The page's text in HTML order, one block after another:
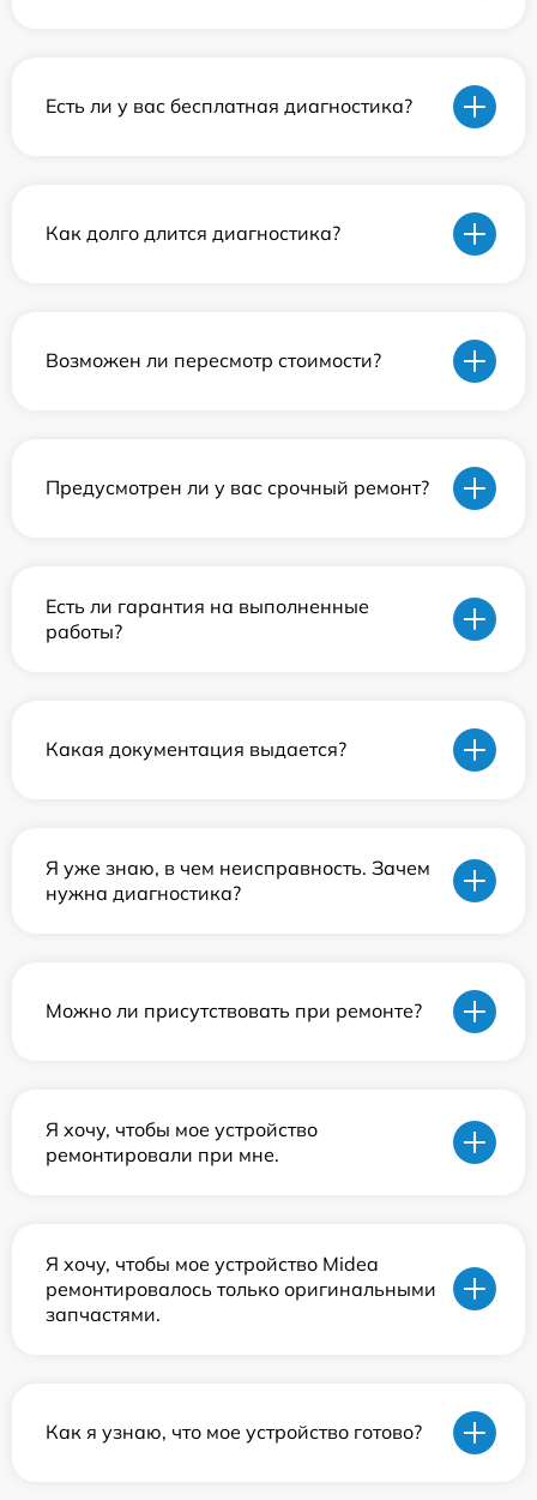
Есть ли у вас бесплатная диагностика?
Как долго длится диагностика?
Возможен ли пересмотр стоимости?
Предусмотрен ли у вас срочный ремонт?
Есть ли гарантия на выполненные
работы?
Какая документация выдается?
Я уже знаю, в чем неисправность. Зачем
нужна диагностика?
Можно ли присутствовать при ремонте?
Я хочу, чтобы мое устройство
ремонтировали при мне.
Я хочу, чтобы мое устройство Midea
ремонтировалось только оригинальными
запчастями.
Как я узнаю, что мое устройство готово?